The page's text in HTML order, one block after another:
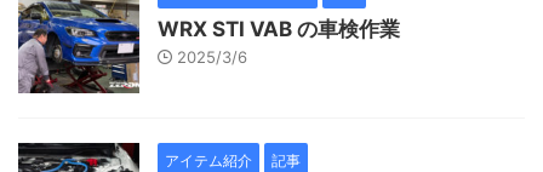
WRX STI VAB の車検作業
2025/3/6
アイテム紹介 記事